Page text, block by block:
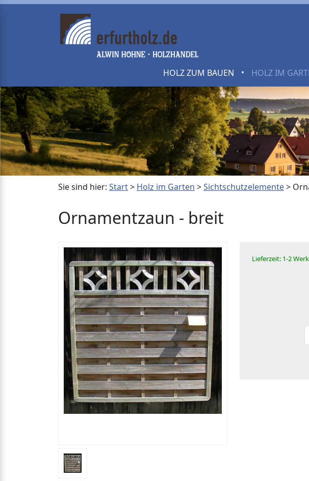
HOLZ ZUM BAUEN • HOLZ IM
Sie sind hier: Start> Holz im Garten >Sichtschutzelemente>
Ornamentzaun - breit
Lieferzeit: 1-2